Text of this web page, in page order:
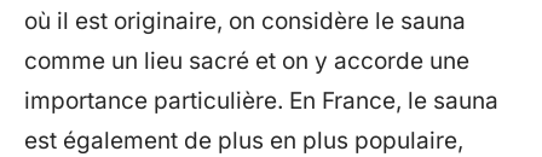
où il est originaire, on considère le sauna
comme un lieu sacré et on y accorde une
importance particulière. En France, le sauna
est également de plus en plus populaire,